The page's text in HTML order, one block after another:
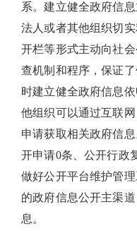
系。建立健全政府信
法人或者其他组织切
开栏等形式主动向社
查机制和程序，保证
时建立健全政府信息
他组织可以通过互联
申请获取相关政府信
开申请0条、公开行政
做好公开平台维护管
的政府信息公开主渠
息。